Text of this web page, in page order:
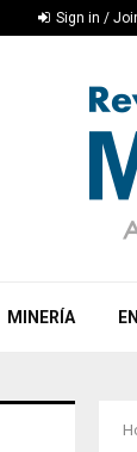
Sign in /
MINERÍA